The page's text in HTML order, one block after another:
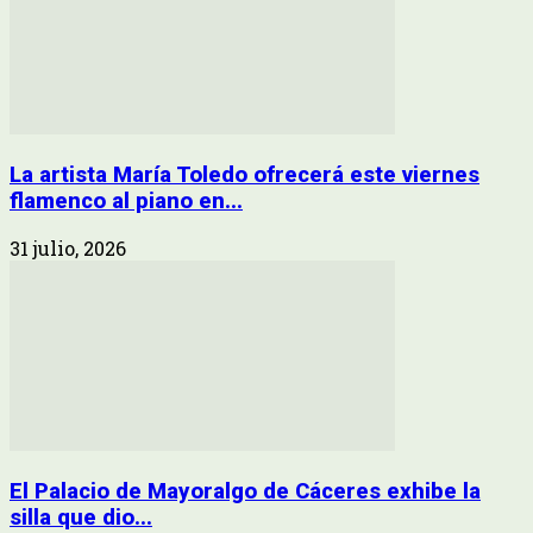
La artista María Toledo ofrecerá este viernes
flamenco al piano en...
31 julio, 2026
El Palacio de Mayoralgo de Cáceres exhibe la
silla que dio...